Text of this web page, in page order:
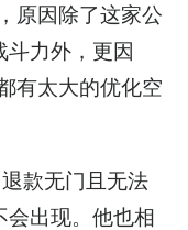
原因除了这家公
力外，更因
有太大的优化空
款无门且无法
会出现。他也相